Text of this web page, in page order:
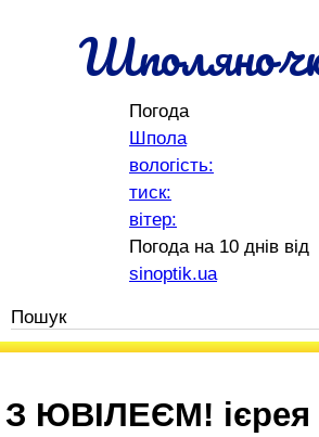
Погода
Шпола
вологість:
тиск:
вітер:
Погода на 10 днів від
sinoptik.ua
З ЮВІЛЕЄМ! ієрея